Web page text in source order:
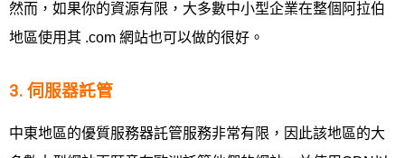
然而，如果你的資源有限，大多數中小型企業在整個阿拉伯
地區使用其 .com 網站也可以做的很好。
3. 伺服器託管
中東地區的優質服務器託管服務非常有限，因此該地區的大